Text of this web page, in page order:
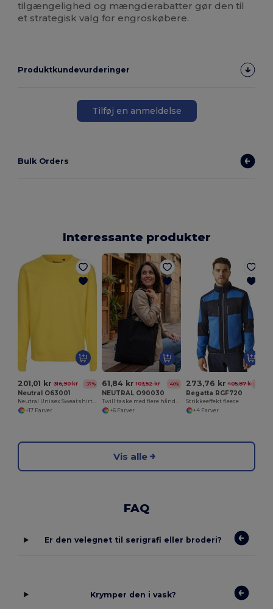
tilgængelighed og mængderabatter gør den til
et strategisk valg for engroskøbere.
Produktkundevurderinger
Tilføj en anmeldelse
Bulk Orders
Interessante produkter
201,01 kr 316,90 kr -37%
Neutral O63001
Neutral Unisex Sweatshirt i Økologisk Bomuld
+17 Farver
61,84 kr 103,52 kr -40%
NEUTRAL O90030
Twill taske med flere håndtag
+6 Farver
273,76 kr 405,87 kr-33%
Regatta RGF720
Strikkeeffekt fleece
+4 Farver
Vis alle
FAQ
Er den velegnet til serigrafi eller broderi?
Krymper den i vask?